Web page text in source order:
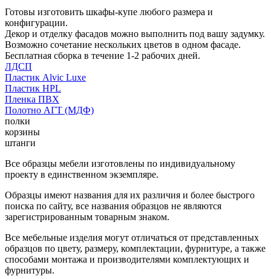
Готовы изготовить шкафы-купе любого размера и
конфигурации.
Декор и отделку фасадов можно выполнить под вашу задумку.
Возможно сочетание нескольких цветов в одном фасаде.
Бесплатная сборка в течение 1-2 рабочих дней.
ЛДСП
Пластик Alvic Luxe
Пластик HPL
Пленка ПВХ
Полотно АГТ (МДФ)
полки
корзины
штанги
Все образцы мебели изготовлены по индивидуальному
проекту в единственном экземпляре.
Образцы имеют названия для их различия и более быстрого
поиска по сайту, все названия образцов не являются
зарегистрированным товарным знаком.
Все мебельные изделия могут отличаться от представленных
образцов по цвету, размеру, комплектации, фурнитуре, а также
способами монтажа и производителями комплектующих и
фурнитуры.